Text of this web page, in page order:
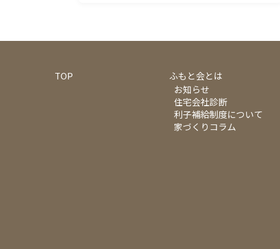
TOP
ふもと会とは
お知らせ
住宅会社診断
利子補給制度について
家づくりコラム